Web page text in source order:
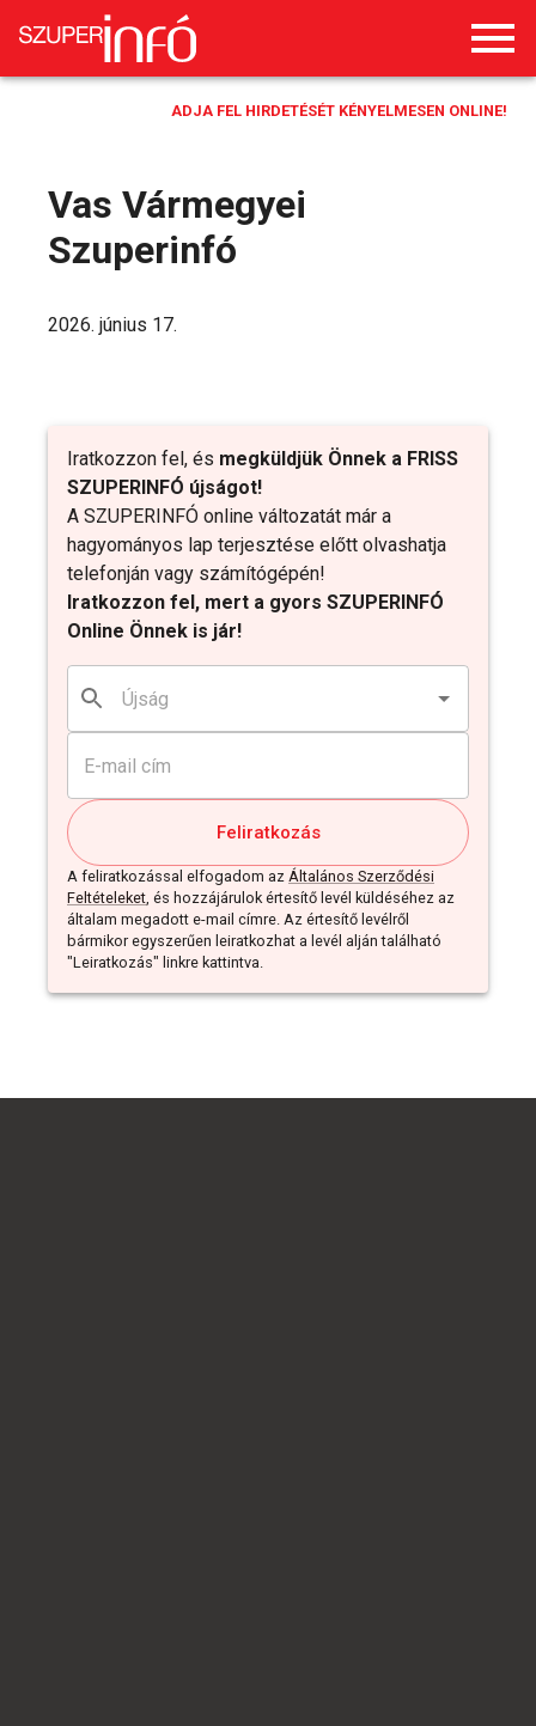
ADJA FEL HIRDETÉSÉT KÉNYELMESEN ONLINE!
Vas Vármegyei
Szuperinfó
Iratkozzon fel, és megküldjük Önnek a FRISS
SZUPERINFÓ újságot!
A SZUPERINFÓ online változatát már a
hagyományos lap terjesztése előtt olvashatja
telefonján vagy számítógépén!
Iratkozzon fel, mert a gyors SZUPERINFÓ
Online Önnek is jár!
Feliratkozás
A feliratkozással elfogadom az Általános Szerződési
Feltételeket, és hozzájárulok értesítő levél küldéséhez az
általam megadott e-mail címre. Az értesítő levélről
bármikor egyszerűen leiratkozhat a levél alján található
"Leiratkozás" linkre kattintva.
2026. június 17.